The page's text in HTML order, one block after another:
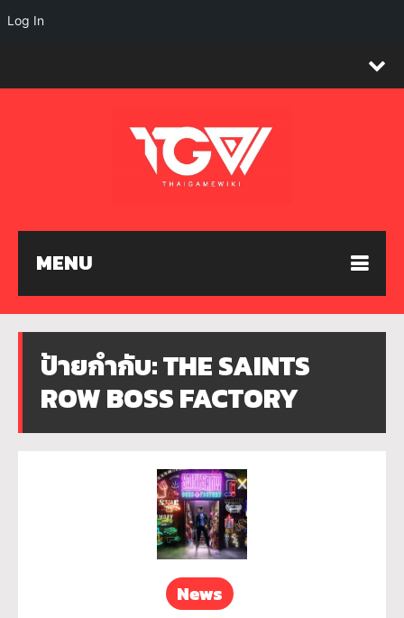
MENU
ป้ายกำกับ:THE SAINTS
ROW BOSS FACTORY
News
Log In